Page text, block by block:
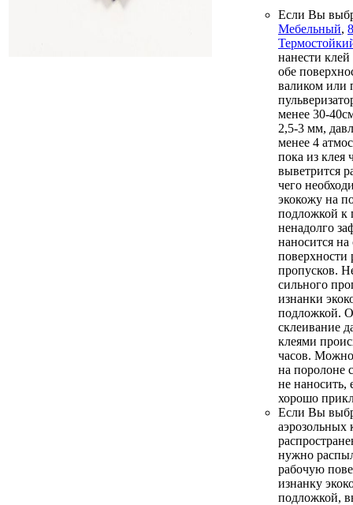
Если Вы
Мебельный,
нанести
обе
валиком
менее 30-
2,5-3 мм,
менее 4
пока из клея
выветрится
чего
экокожу на
подложкой к
ненадолго
наносится
поверхности
пропусков.
сильного
изнанки
подложкой.
склеивание
клеями
часов.
на поролоне
не наносить,
хорошо
Если Вы
аэрозольных
нужно
рабочую
изнанку
подложкой,